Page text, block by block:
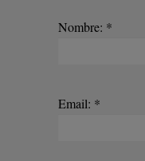
Nombre: *
Email: *